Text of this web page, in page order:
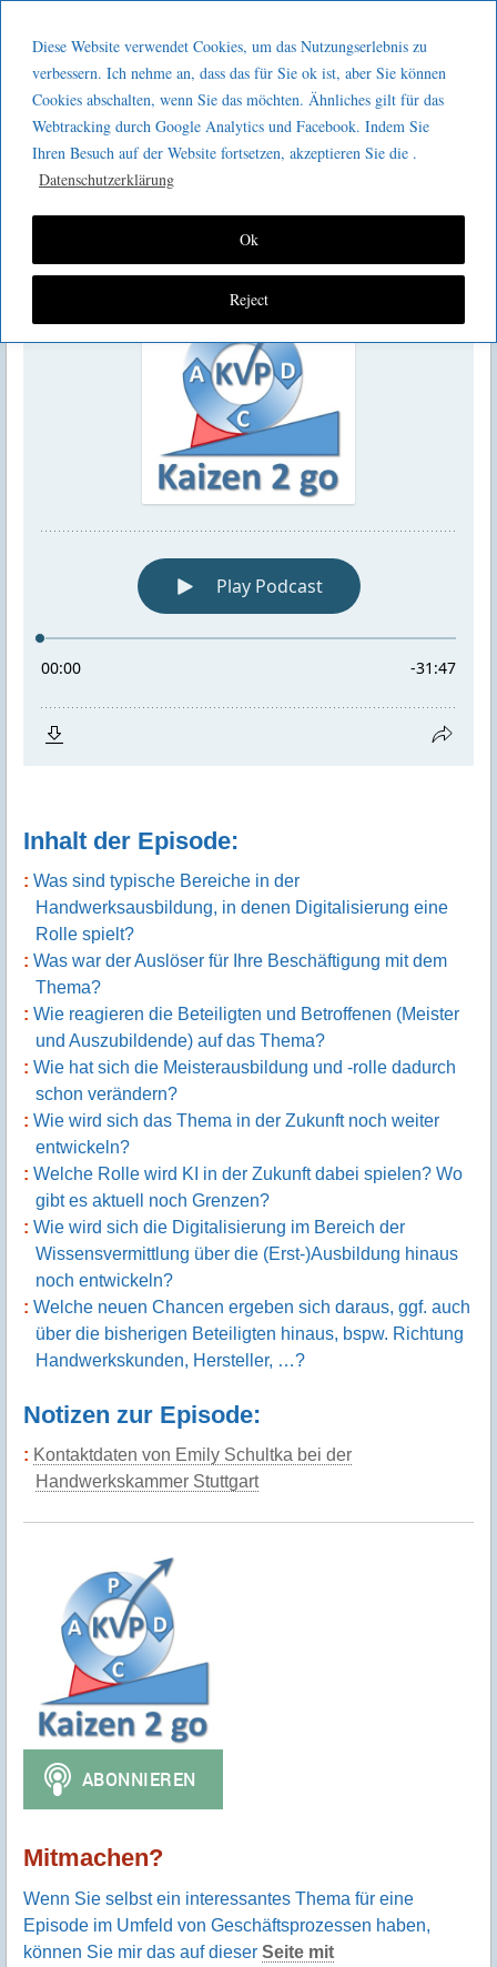
Diese Website verwendet Cookies, um das Nutzungserlebnis zu
verbessern. Ich nehme an, dass das für Sie ok ist, aber Sie können
Cookies abschalten, wenn Sie das möchten. Ähnliches gilt für das
Webtracking durch Google Analytics und Facebook. Indem Sie
Ihren Besuch auf der Website fortsetzen, akzeptieren Sie die .
Datenschutzerklärung
Reject
Ok
GeeMco :
Götz Müller
Consulting
Kaizen 2 go 360 : Digitalisierung in der
Handwerksausbildung
Inhalt der Episode:
Was sind typische Bereiche in der
Handwerksausbildung, in denen Digitalisierung eine
Rolle spielt?
Was war der Auslöser für Ihre Beschäftigung mit dem
Thema?
Wie reagieren die Beteiligten und Betroffenen (Meister
und Auszubildende) auf das Thema?
Wie hat sich die Meisterausbildung und -rolle dadurch
schon verändern?
Wie wird sich das Thema in der Zukunft noch weiter
entwickeln?
Welche Rolle wird KI in der Zukunft dabei spielen? Wo
gibt es aktuell noch Grenzen?
Wie wird sich die Digitalisierung im Bereich der
Wissensvermittlung über die (Erst-)Ausbildung hinaus
noch entwickeln?
Welche neuen Chancen ergeben sich daraus, ggf. auch
über die bisherigen Beteiligten hinaus, bspw. Richtung
Handwerkskunden, Hersteller, …?
Notizen zur Episode:
Kontaktdaten von Emily Schultka bei der
Handwerkskammer Stuttgart
Mitmachen?
Wenn Sie selbst ein interessantes Thema für eine
Episode im Umfeld von Geschäftsprozessen haben,
können Sie mir das auf dieser Seite mit